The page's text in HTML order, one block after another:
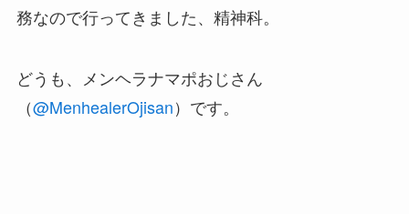
務なので行ってきました、精神科。
どうも、メンヘラナマポおじさん
（@MenhealerOjisan）です。